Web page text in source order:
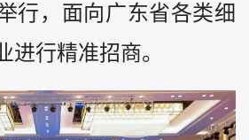
行，面向广东省各类细
进行精准招商。